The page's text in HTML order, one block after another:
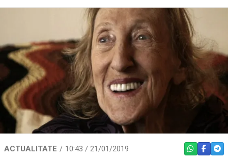
ACTUALITATE 10:43 / 21/01/2019 WHATSAPP